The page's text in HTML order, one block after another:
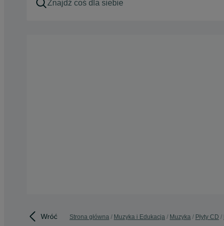
Wróć Strona główna Muzyka i Edukacja Muzyka Płyty CD